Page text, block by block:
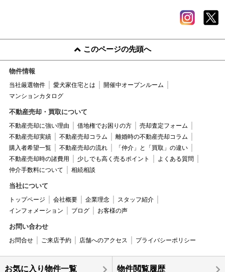
このページの先頭へ
物件情報
当社厳選物件 愛犬家住宅とは
開催中オープンルーム
マンションカタログ
不動産売却・買取について
不動産売却に強い理由 借地権でお困りの方
売却査定フォーム
不動産売却実績
不動産売却コラム
離婚時の不動産売却コラム
購入者希望一覧
不動産売却の流れ
「仲介」と「買取」の違い
不動産売却時の諸費用
少しでも高く売るポイント
よくある質問
仲介手数料について
相続相談
当社について
トップページ 会社概要 企業理念
スタッフ紹介
インフォメーション
ブログ お客様の声
お問い合わせ
お問合せ ご来店予約 店舗へのアクセス プライバシーポリシー
お気に入り物件一覧 物件閲覧履歴